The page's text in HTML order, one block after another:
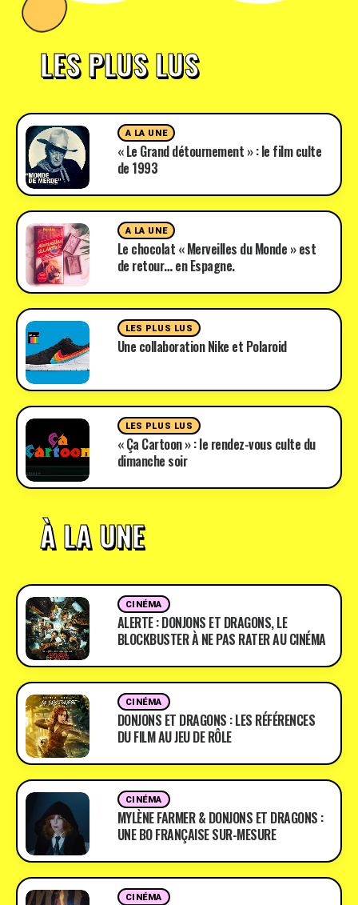
LES PLUS LUS
A LA UNE
« Le Grand détournement » : le film culte
de 1993
A LA UNE
Le chocolat « Merveilles du Monde » est
de retour… en Espagne.
LES PLUS LUS
Une collaboration Nike et Polaroid
LES PLUS LUS
« Ça Cartoon » : le rendez-vous culte du
dimanche soir
À LA UNE
CINÉMA
ALERTE : DONJONS ET DRAGONS, LE
BLOCKBUSTER À NE PAS RATER AU CINÉMA
CINÉMA
DONJONS ET DRAGONS : LES RÉFÉRENCES
DU FILM AU JEU DE RÔLE
CINÉMA
MYLÈNE FARMER & DONJONS ET DRAGONS :
UNE BO FRANÇAISE SUR-MESURE
CINÉMA